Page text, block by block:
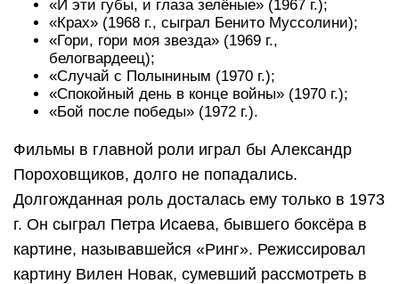
«И эти губы, и глаза зелёные» (1967 г.);
«Крах» (1968 г., сыграл Бенито Муссолини);
«Гори, гори моя звезда» (1969 г.,
белогвардеец);
«Случай с Полыниным (1970 г.);
«Спокойный день в конце войны» (1970 г.);
«Бой после победы» (1972 г.).
Фильмы в главной роли играл бы Александр
Пороховщиков, долго не попадались.
Долгожданная роль досталась ему только в 1973
г. Он сыграл Петра Исаева, бывшего боксёра в
картине, называвшейся «Ринг». Режиссировал
картину Вилен Новак, сумевший рассмотреть в